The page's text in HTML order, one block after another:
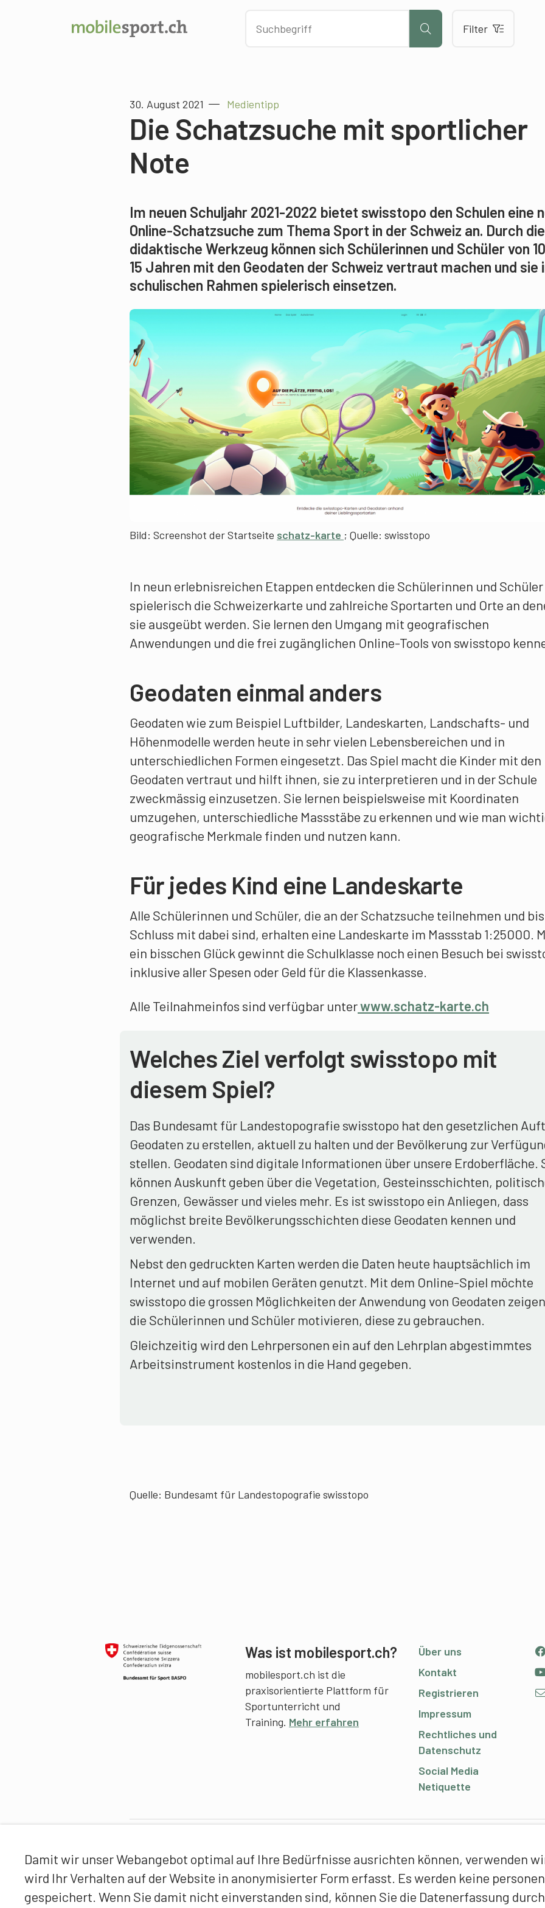
Damit wir unser Webangebot optimal auf Ihre Bedürfnisse ausrichten können, verwenden
wird Ihr Verhalten auf der Website in anonymisierter Form erfasst. Es werden keine
gespeichert. Wenn Sie damit nicht einverstanden sind, können Sie die Datenerfassung
Filter
30. August 2021 Medientipp
Die Schatzsuche mit sportlicher
Note
Im neuen Schuljahr 2021-2022 bietet swisstopo den Schulen eine
Online-Schatzsuche zum Thema Sport in der Schweiz an. Durch
didaktische Werkzeug können sich Schülerinnen und Schüler von
15 Jahren mit den Geodaten der Schweiz vertraut machen und sie
schulischen Rahmen spielerisch einsetzen.
Bild: Screenshot der Startseite schatz-karte ; Quelle: swisstopo
In neun erlebnisreichen Etappen entdecken die Schülerinnen und Schüler
spielerisch die Schweizerkarte und zahlreiche Sportarten und Orte an
sie ausgeübt werden. Sie lernen den Umgang mit geografischen
Anwendungen und die frei zugänglichen Online-Tools von swisstopo
Geodaten einmal anders
Geodaten wie zum Beispiel Luftbilder, Landeskarten, Landschafts- und
Höhenmodelle werden heute in sehr vielen Lebensbereichen und in
unterschiedlichen Formen eingesetzt. Das Spiel macht die Kinder mit den
Geodaten vertraut und hilft ihnen, sie zu interpretieren und in der Schule
zweckmässig einzusetzen. Sie lernen beispielsweise mit Koordinaten
umzugehen, unterschiedliche Massstäbe zu erkennen und wie man
geografische Merkmale finden und nutzen kann.
Für jedes Kind eine Landeskarte
Alle Schülerinnen und Schüler, die an der Schatzsuche teilnehmen und
Schluss mit dabei sind, erhalten eine Landeskarte im Massstab 1:25000.
ein bisschen Glück gewinnt die Schulklasse noch einen Besuch bei
inklusive aller Spesen oder Geld für die Klassenkasse.
Alle Teilnahmeinfos sind verfügbar unterwww.schatz-karte.ch
Welches Ziel verfolgt swisstopo mit
diesem Spiel?
Das Bundesamt für Landestopografie swisstopo hat den gesetzlichen
Geodaten zu erstellen, aktuell zu halten und der Bevölkerung zur
stellen. Geodaten sind digitale Informationen über unsere Erdoberfläche.
können Auskunft geben über die Vegetation, Gesteinsschichten,
Grenzen, Gewässer und vieles mehr. Es ist swisstopo ein Anliegen, dass
möglichst breite Bevölkerungsschichten diese Geodaten kennen und
verwenden.
Nebst den gedruckten Karten werden die Daten heute hauptsächlich im
Internet und auf mobilen Geräten genutzt. Mit dem Online-Spiel möchte
swisstopo die grossen Möglichkeiten der Anwendung von Geodaten
die Schülerinnen und Schüler motivieren, diese zu gebrauchen.
Gleichzeitig wird den Lehrpersonen ein auf den Lehrplan abgestimmtes
Arbeitsinstrument kostenlos in die Hand gegeben.
Quelle: Bundesamt für Landestopografie swisstopo
Was ist mobilesport.ch?
mobilesport.ch ist die
praxisorientierte Plattform für
Sportunterricht und
Training. Mehr erfahren
Über uns
Kontakt
Registrieren
Impressum
Rechtliches und
Datenschutz
Social Media
Netiquette